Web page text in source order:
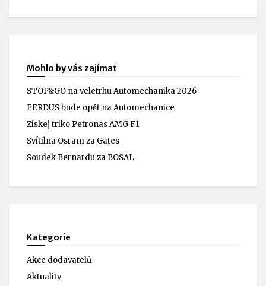
Mohlo by vás zajímat
STOP&GO na veletrhu Automechanika 2026
FERDUS bude opět na Automechanice
Získej triko Petronas AMG F1
Svítilna Osram za Gates
Soudek Bernardu za BOSAL
Kategorie
Akce dodavatelů
Aktuality